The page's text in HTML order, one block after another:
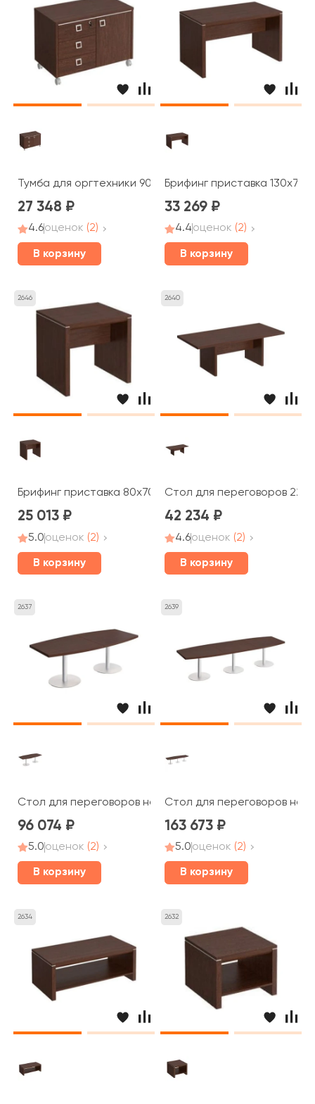
Тумба для оргтехники 90x50x63,3 Cosmo
27 348
4.6оценок (2)
В корзину
Брифинг приставка
33 269
4.4оценок (2)
В корзину
2646
Брифинг приставка 80x70x75 Cosmo
25 013
5.0оценок (2)
В корзину
2640
Стол для переговоров
42 234
4.6оценок (2)
В корзину
2637
Стол для переговоров на опорах колоннах
96 074
5.0оценок (2)
В корзину
2639
Стол для переговоров на
163 673
5.0оценок (2)
В корзину
2634 2632